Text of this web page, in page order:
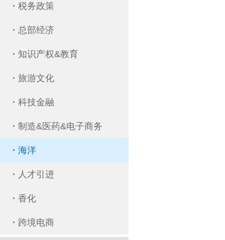
· 税务政策
· 总部经济
· 知识产权&教育
· 旅游文化
· 科技金融
· 制造&医药&电子商务
· 海洋
· 人才引进
· 香化
· 跨境电商